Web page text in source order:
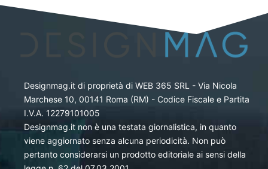
Designmag.it di proprietà di WEB 365 SRL - Via Nicola
Marchese 10, 00141 Roma (RM) - Codice Fiscale e Partita
I.V.A. 12279101005
Designmag.it non è una testata giornalistica, in quanto
viene aggiornato senza alcuna periodicità. Non può
pertanto considerarsi un prodotto editoriale ai sensi della